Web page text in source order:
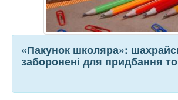
«Пакунок школяра»:
заборонені для придбання